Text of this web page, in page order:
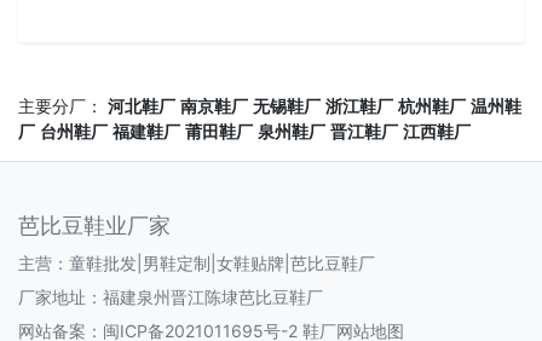
主要分厂： 河北鞋厂 南京鞋厂 无锡鞋厂 浙江鞋厂 杭州鞋厂 温州鞋
厂 台州鞋厂 福建鞋厂 莆田鞋厂 泉州鞋厂 晋江鞋厂 江西鞋厂
芭比豆鞋业厂家
主营：童鞋批发|男鞋定制|女鞋贴牌|芭比豆鞋厂
厂家地址：福建泉州晋江陈埭芭比豆鞋厂
网站备案： 闽ICP备2021011695号-2 鞋厂网站地图